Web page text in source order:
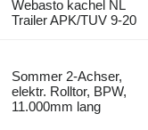
Webasto kachel NL
Trailer APK/TUV 9-20
Sommer 2-Achser,
elektr. Rolltor, BPW,
11.000mm lang